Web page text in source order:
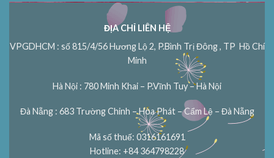
ĐỊA CHỈ LIÊN HỆ
VPGDHCM : số 815/4/56 Hương Lộ 2, P.Bình Trị Đông , TP Hồ Chí
Minh
Hà Nội : 780 Minh Khai – P.Vĩnh Tuy – Hà Nội
Đà Nẵng : 683 Trường Chinh – Hòa Phát – Cẩm Lệ – Đà Nẵng
Mã số thuế: 0316161691
Hotline: +84 364798228